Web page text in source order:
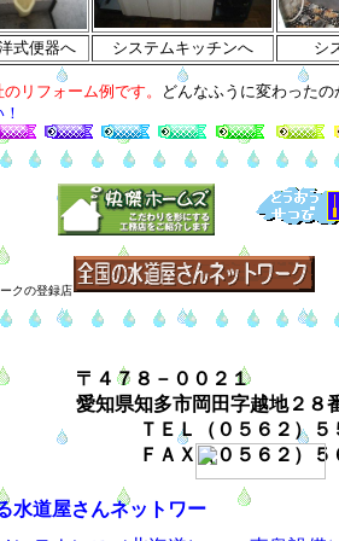
〒４７８－００２１
愛知県知多市岡田字越地２８
ＴＥＬ（０５６２）５５
ＦＡＸ（０５６２）５６
クの登録店
水道屋さんネットワー
のリフォーム例です。 どんなふうに変わったの
式便器へ システムキッチンへ シ